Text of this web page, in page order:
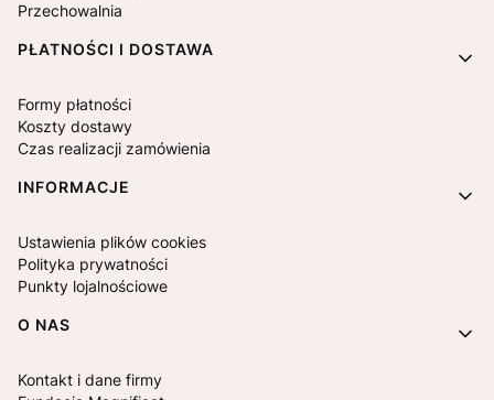
Przechowalnia
PŁATNOŚCI I DOSTAWA
Formy płatności
Koszty dostawy
Czas realizacji zamówienia
INFORMACJE
Ustawienia plików cookies
Polityka prywatności
Punkty lojalnościowe
O NAS
Kontakt i dane firmy